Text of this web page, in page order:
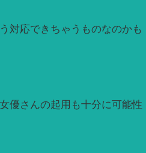
対応できちゃうものなのかも
優さんの起用も十分に可能性